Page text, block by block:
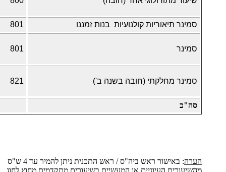
סמינר תיאוריות קולנועיות בנות זמננו 801
סמינר 801
סמינר מחלקתי (חובה בשנה ב') 821
סה"כ
הערה
: באישור ראש ביה"ס / ראש התכנית ניתן להמיר עד 4 ש"ס